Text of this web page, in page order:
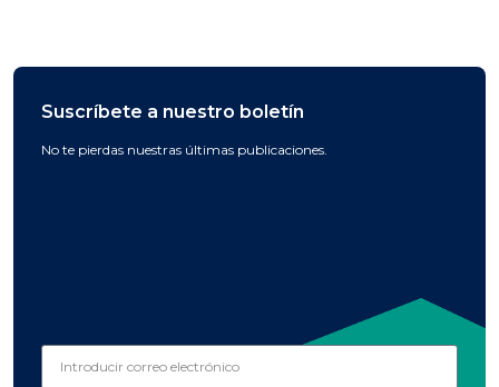
Suscríbete a nuestro boletín
No te pierdas nuestras últimas publicaciones.